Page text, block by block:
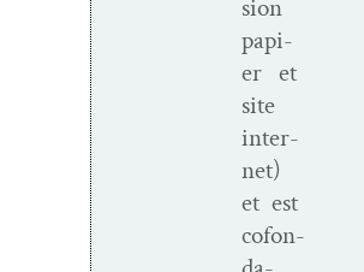
sion
papi­
er et
site
inter­
net)
et est
cofon­